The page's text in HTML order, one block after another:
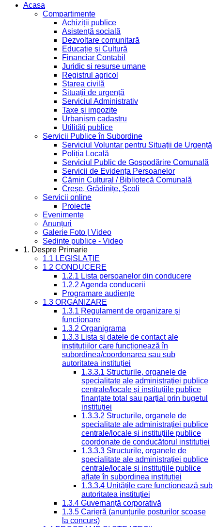
Acasa
Compartimente
Achiziții publice
Asistență socială
Dezvoltare comunitară
Educație și Cultură
Financiar Contabil
Juridic si resurse umane
Registrul agricol
Starea civilă
Situații de urgență
Serviciul Administrativ
Taxe și impozite
Urbanism cadastru
Utilități publice
Servicii Publice în Subordine
Serviciul Voluntar pentru Situații de Urgență
Poliția Locală
Serviciul Public de Gospodărire Comunală
Servicii de Evidența Persoanelor
Cămin Cultural / Bibliotecă Comunală
Creșe, Grădinițe, Școli
Servicii online
Proiecte
Evenimente
Anunțuri
Galerie Foto | Video
Sedinte publice - Video
1. Despre Primarie
1.1 LEGISLAȚIE
1.2 CONDUCERE
1.2.1 Lista persoanelor din conducere
1.2.2 Agenda conducerii
Programare audiențe
1.3 ORGANIZARE
1.3.1 Regulament de organizare și
funcționare
1.3.2 Organigrama
1.3.3 Lista și datele de contact ale
instituțiilor care funcționează în
subordinea/coordonarea sau sub
autoritatea instituției
1.3.3.1 Structurile, organele de
specialitate ale administrației publice
centrale/locale și instituțiile publice
finanțate total sau parțial prin bugetul
instituției
1.3.3.2 Structurile, organele de
specialitate ale administrației publice
centrale/locale și instituțiile publice
coordonate de conducătorul instituției
1.3.3.3 Structurile, organele de
specialitate ale administrației publice
centrale/locale și instituțiile publice
aflate în subordinea instituției
1.3.3.4 Unitățile care funcționează sub
autoritatea instituției
1.3.4 Guvernanță corporativă
1.3.5 Carieră (anunțurile posturilor scoase
la concurs)